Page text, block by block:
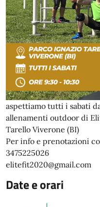
aspettiamo tutti i sabati
allenamenti outdoor di
Tarello Viverone (BI)
Per info e prenotazioni
3475225026
elitefit2020@gmail.com
Date e orari